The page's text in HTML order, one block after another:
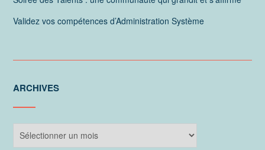
Validez vos compétences d’Administration Système
ARCHIVES